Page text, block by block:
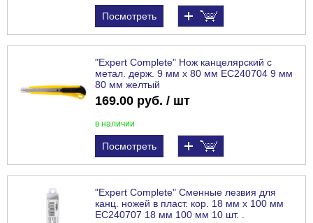
Посмотреть
"Expert Complete" Нож канцелярский с
метал. держ. 9 мм х 80 мм EC240704 9 мм
80 мм желтый
169.00 руб. / шт
в наличии
Посмотреть
"Expert Complete" Сменные лезвия для
канц. ножей в пласт. кор. 18 мм х 100 мм
EC240707 18 мм 100 мм 10 шт. .